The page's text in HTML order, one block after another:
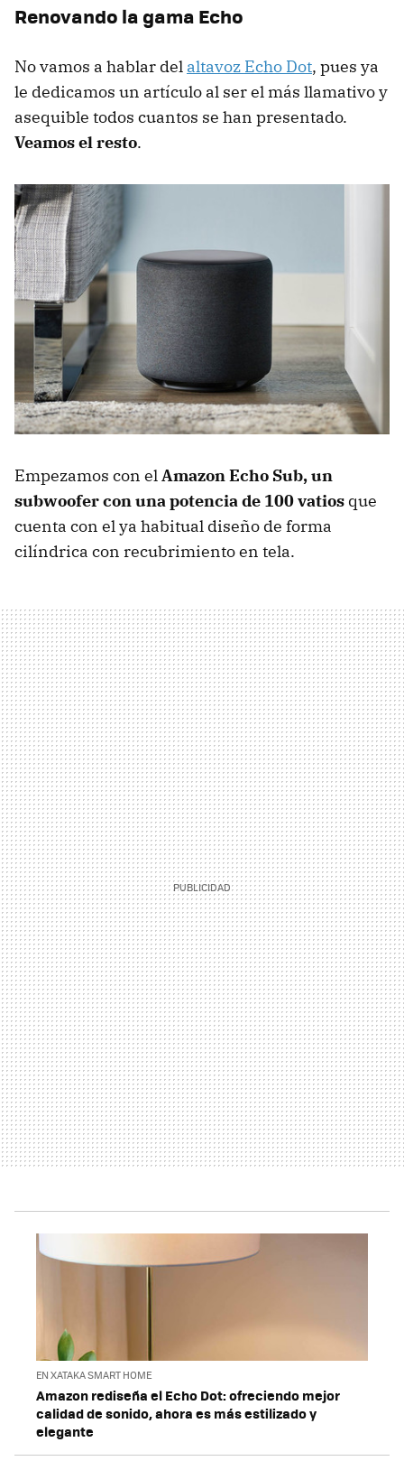
Renovando la gama Echo
No vamos a hablar del altavoz Echo Dot, pues ya
le dedicamos un artículo al ser el más llamativo y
asequible todos cuantos se han presentado.
Veamos el resto.
Empezamos con elAmazon Echo Sub, un
subwoofer con una potencia de 100 vatios que
cuenta con el ya habitual diseño de forma
cilíndrica con recubrimiento en tela.
EN XATAKA SMART HOME
Amazon rediseña el Echo Dot: ofreciendo mejor
calidad de sonido, ahora es más estilizado y
elegante